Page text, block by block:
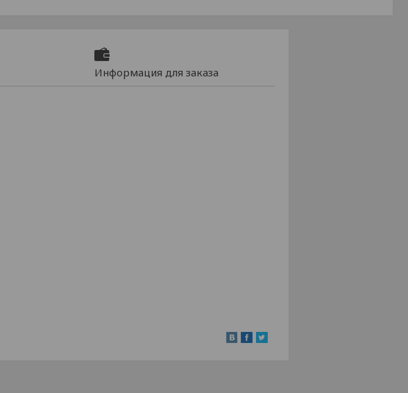
Информация для заказа